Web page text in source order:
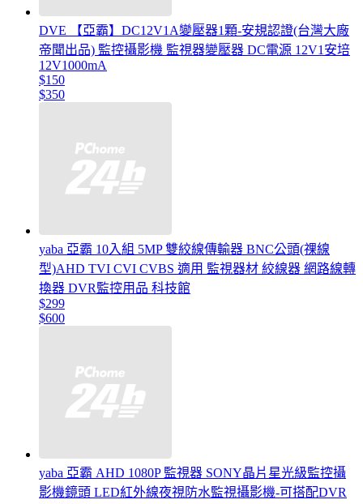
DVE 【亞霸】DC12V1A變壓器1顆-安規認證(台灣大廠
帝聞出品) 監控攝影機 監視器變壓器 DC電源 12V1安培
12V1000mA
$150
$350
yaba 亞霸 10入組 5MP 雙絞線傳輸器 BNC公頭(祼線
型)AHD TVI CVI CVBS 適用 監視器材 絞線器 網路線轉
換器 DVR監控用品 科技館
$299
$600
yaba 亞霸 AHD 1080P 監視器 SONY晶片星光級監控攝
影機鏡頭 LED紅外線夜視防水監視攝影機-可搭配DVR